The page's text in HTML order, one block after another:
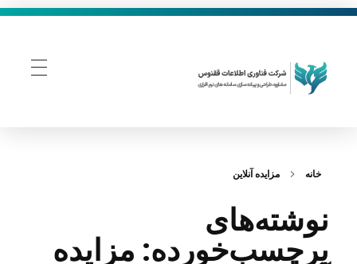
خانه مزایده آنلاین
نوشته‌های
برچسب‌خورده: مزایده